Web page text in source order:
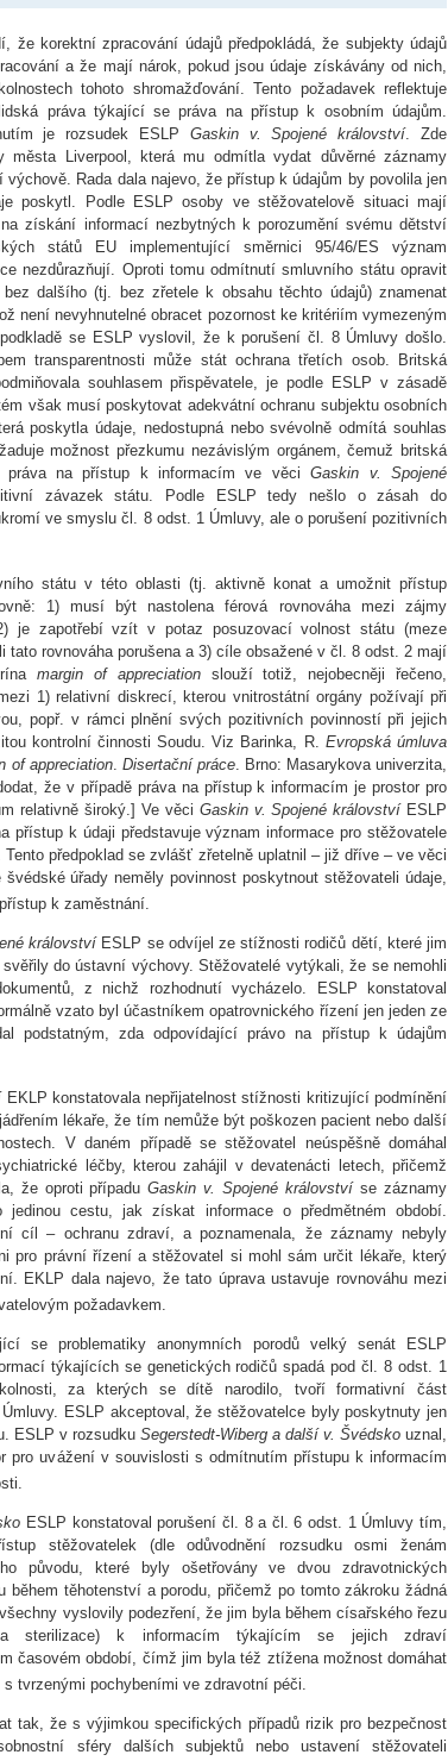
že korektní zpracování údajů předpokládá, že subjekty údajů
a že mají nárok, pokud jsou údaje získávány od nich,
tohoto shromažďování. Tento požadavek reflektuje
práva týkající se práva na přístup k osobním údajům.
je rozsudek ESLP Gaskin v. Spojené království. Zde
města Liverpool, která mu odmítla vydat důvěrné záznamy
Rada dala najevo, že přístup k údajům by povolila jen
poskytl. Podle ESLP osoby ve stěžovatelově situaci mají
na získání informací nezbytných k porozumění svému dětství
států EU implementující směrnici 95/46/ES význam
nezdůrazňují. Oproti tomu odmítnutí smluvního státu opravit
dalšího (tj. bez zřetele k obsahu těchto údajů) znamenat
není nevyhnutelné obracet pozornost ke kritériím vymezeným
se ESLP vyslovil, že k porušení čl. 8 Úmluvy došlo.
transparentnosti může stát ochrana třetích osob. Britská
souhlasem přispěvatele, je podle ESLP v zásadě
však musí poskytovat adekvátní ochranu subjektu osobních
poskytla údaje, nedostupná nebo svévolně odmítá souhlas
možnost přezkumu nezávislým orgánem, čemuž britská
práva na přístup k informacím ve věciGaskin v. Spojené
závazek státu. Podle ESLP tedy nešlo o zásah do
ve smyslu čl. 8 odst. 1 Úmluvy, ale o porušení pozitivních
státu v této oblasti (tj. aktivně konat a umožnit přístup
1) musí být nastolena férová rovnováha mezi zájmy
je zapotřebí vzít v potaz posuzovací volnost státu (meze
tato rovnováha porušena a 3) cíle obsažené v čl. 8 odst. 2 mají
margin of appreciationslouží totiž, nejobecněji řečeno,
1) relativní diskrecí, kterou vnitrostátní orgány požívají při
popř. v rámci plnění svých pozitivních povinností při jejich
kontrolní činnosti Soudu. Viz Barinka, R. Evropská úmluva
of appreciation. Disertační práce. Brno: Masarykova univerzita,
že v případě práva na přístup k informacím je prostor pro
relativně široký.] Ve věci Gaskin v. Spojené královstvíESLP
přístup k údaji představuje význam informace pro stěžovatele
předpoklad se zvlášť zřetelně uplatnil – již dříve – ve věci
úřady neměly povinnost poskytnout stěžovateli údaje,
k zaměstnání.
královstvíESLP se odvíjel ze stížnosti rodičů dětí, které jim
do ústavní výchovy. Stěžovatelé vytýkali, že se nemohli
z nichž rozhodnutí vycházelo. ESLP konstatoval
vzato byl účastníkem opatrovnického řízení jen jeden ze
podstatným, zda odpovídající právo na přístup k údajům
EKLP konstatovala nepřijatelnost stížnosti kritizující podmínění
lékaře, že tím nemůže být poškozen pacient nebo další
V daném případě se stěžovatel neúspěšně domáhal
léčby, kterou zahájil v devatenácti letech, přičemž
že oproti případuGaskin v. Spojené královstvíse záznamy
cestu, jak získat informace o předmětném období.
cíl – ochranu zdraví, a poznamenala, že záznamy nebyly
pro právní řízení a stěžovatel si mohl sám určit lékaře, který
EKLP dala najevo, že tato úprava ustavuje rovnováhu mezi
požadavkem.
se problematiky anonymních porodů velký senát ESLP
týkajících se genetických rodičů spadá pod čl. 8 odst. 1
za kterých se dítě narodilo, tvoří formativní část
ESLP akceptoval, že stěžovatelce byly poskytnuty jen
ESLP v rozsudku Segerstedt-Wiberg a další v. Švédsko uznal,
pro uvážení v souvislosti s odmítnutím přístupu k informacím
ESLP konstatoval porušení čl. 8 a čl. 6 odst. 1 Úmluvy tím,
stěžovatelek (dle odůvodnění rozsudku osmi ženám
původu, které byly ošetřovány ve dvou zdravotnických
během těhotenství a porodu, přičemž po tomto zákroku žádná
vyslovily podezření, že jim byla během císařského řezu
sterilizace) k informacím týkajícím se jejich zdraví
časovém období, čímž jim byla též ztížena možnost domáhat
tvrzenými pochybeními ve zdravotní péči.
tak, že s výjimkou specifických případů rizik pro bezpečnost
sféry dalších subjektů nebo ustavení stěžovateli